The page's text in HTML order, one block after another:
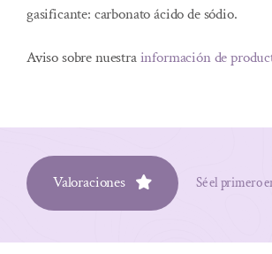
gasificante: carbonato ácido de sódio.
Aviso sobre nuestrainformación de
Valoraciones Sé el primero